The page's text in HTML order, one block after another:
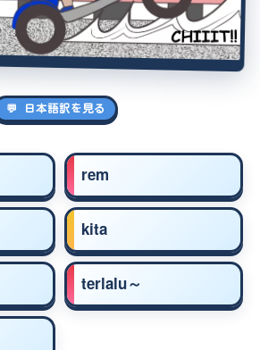
💬 日本語訳を見る
rem
kita
terlalu～